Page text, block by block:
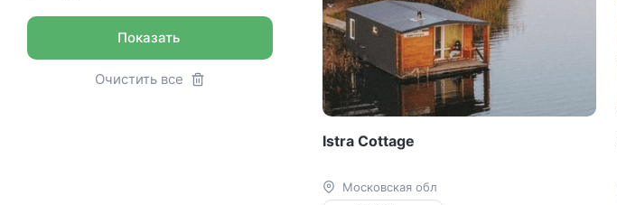
Показать
Очистить все
Istra Cottage
Московская обл